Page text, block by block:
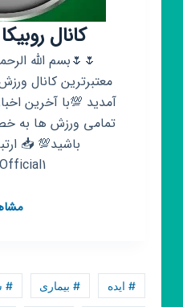
کانال
🌷🌷بسم الله
معتبرترین کانال
آمدید 💯با آخرین
تمامی ورزش ها به
# ایده # بیماری #